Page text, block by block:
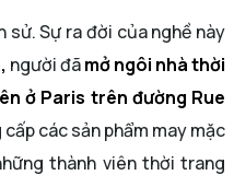
Sự ra đời của nghề này
người đãmở ngôi nhà thời
ở Paris trên đường Rue
cấp các sản phẩm may mặc
thành viên thời trang